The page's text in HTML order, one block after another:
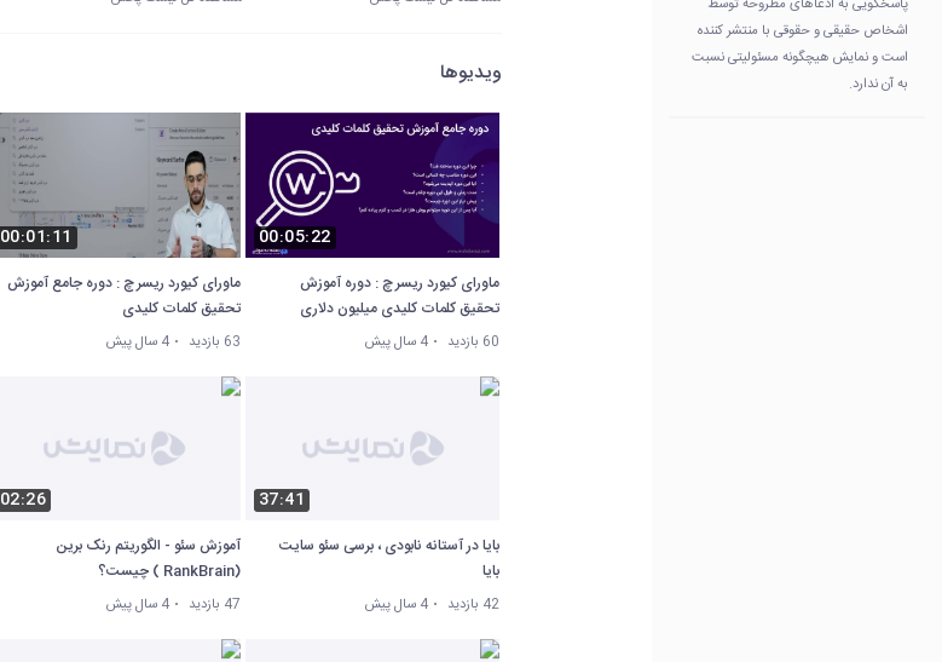
اشخاص حقیقی و حقوقی با منتشر کننده
است و نمایش هیچگونه مسئولیتی نسبت
به آن ندارد.
ویدیوها
00:05:22
ماورای کیورد ریسرچ : دوره آموزش
تحقیق کلمات کلیدی میلیون دلاری
60 بازدید 4 سال پیش
00:01:11
ماورای کیورد ریسرچ : دوره جامع آموزش
تحقیق کلمات کلیدی
63 بازدید 4 سال پیش
37:41
بایا در آستانه نابودی ، برسی سئو سایت
بایا
42 بازدید 4 سال پیش
02:26
آموزش سئو - الگوریتم رنک برین
(RankBrain ) چیست؟
47 بازدید 4 سال پیش